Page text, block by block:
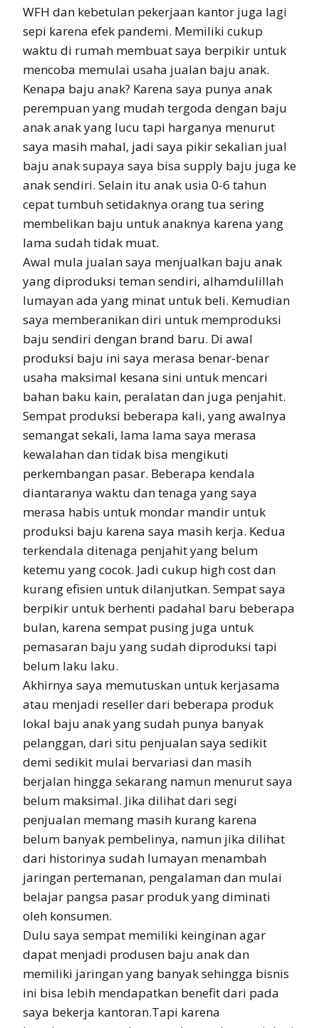
WFH dan kebetulan pekerjaan kantor juga lagi
sepi karena efek pandemi. Memiliki cukup
waktu di rumah membuat saya berpikir untuk
mencoba memulai usaha jualan baju anak.
Kenapa baju anak? Karena saya punya anak
perempuan yang mudah tergoda dengan baju
anak anak yang lucu tapi harganya menurut
saya masih mahal, jadi saya pikir sekalian jual
baju anak supaya saya bisa supply baju juga ke
anak sendiri. Selain itu anak usia 0-6 tahun
cepat tumbuh setidaknya orang tua sering
membelikan baju untuk anaknya karena yang
lama sudah tidak muat.
Awal mula jualan saya menjualkan baju anak
yang diproduksi teman sendiri, alhamdulillah
lumayan ada yang minat untuk beli. Kemudian
saya memberanikan diri untuk memproduksi
baju sendiri dengan brand baru. Di awal
produksi baju ini saya merasa benar-benar
usaha maksimal kesana sini untuk mencari
bahan baku kain, peralatan dan juga penjahit.
Sempat produksi beberapa kali, yang awalnya
semangat sekali, lama lama saya merasa
kewalahan dan tidak bisa mengikuti
perkembangan pasar. Beberapa kendala
diantaranya waktu dan tenaga yang saya
merasa habis untuk mondar mandir untuk
produksi baju karena saya masih kerja. Kedua
terkendala ditenaga penjahit yang belum
ketemu yang cocok. Jadi cukup high cost dan
kurang efisien untuk dilanjutkan. Sempat saya
berpikir untuk berhenti padahal baru beberapa
bulan, karena sempat pusing juga untuk
pemasaran baju yang sudah diproduksi tapi
belum laku laku.
Akhirnya saya memutuskan untuk kerjasama
atau menjadi reseller dari beberapa produk
lokal baju anak yang sudah punya banyak
pelanggan, dari situ penjualan saya sedikit
demi sedikit mulai bervariasi dan masih
berjalan hingga sekarang namun menurut saya
belum maksimal. Jika dilihat dari segi
penjualan memang masih kurang karena
belum banyak pembelinya, namun jika dilihat
dari historinya sudah lumayan menambah
jaringan pertemanan, pengalaman dan mulai
belajar pangsa pasar produk yang diminati
oleh konsumen.
Dulu saya sempat memiliki keinginan agar
dapat menjadi produsen baju anak dan
memiliki jaringan yang banyak sehingga bisnis
ini bisa lebih mendapatkan benefit dari pada
saya bekerja kantoran.Tapi karena